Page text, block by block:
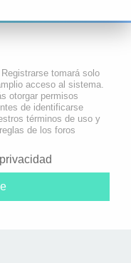
tomará solo
acceso al sistema.
otorgar permisos
de identificarse
términos de uso y
de los foros